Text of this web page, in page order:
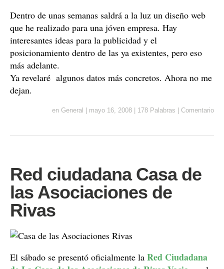
Dentro de unas semanas saldrá a la luz un diseño web
que he realizado para una jóven empresa. Hay
interesantes ideas para la publicidad y el
posicionamiento dentro de las ya existentes, pero eso
más adelante.
Ya revelaré algunos datos más concretos. Ahora no me
dejan.
en General mayo 16, 2008 178 Palabras Comentario
Red ciudadana Casa de
las Asociaciones de
Rivas
El sábado se presentó oficialmente la Red Ciudadana